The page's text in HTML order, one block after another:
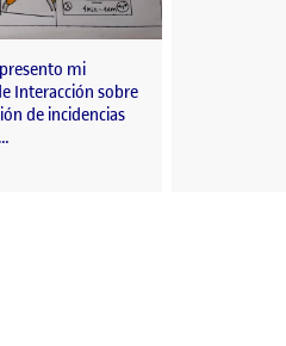
mi
Interacción sobre
de incidencias